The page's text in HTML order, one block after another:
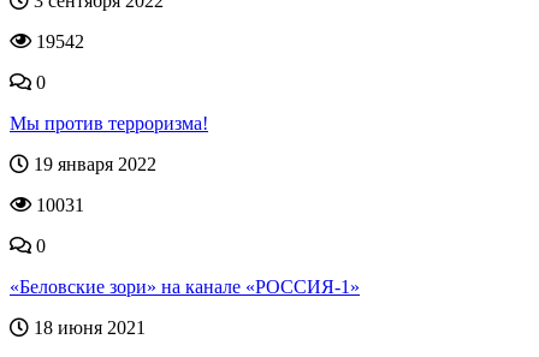
19542
0
Мы против терроризма!
19 января 2022
10031
0
«Беловские зори» на канале «РОССИЯ-1»
18 июня 2021